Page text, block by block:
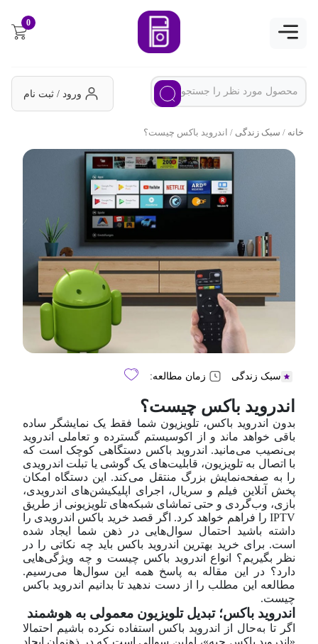
0
ورود / ثبت نام
خانه / سبک زندگی / اندروید باکس چیست؟
سبک زندگی زمان مطالعه:
اندروید باکس چیست؟
بدون اندروید باکس، تلویزیون شما فقط یک نمایشگر ساده
باقی خواهد ماند و از اکوسیستم گسترده و تعاملی اندروید
بی‌نصیب می‌مانید. اندروید باکس دستگاهی کوچک است که
با اتصال به تلویزیون، قابلیت‌های یک گوشی یا تبلت اندرویدی
را به صفحه‌نمایش بزرگ منتقل می‌کند. این دستگاه امکان
پخش آنلاین فیلم و سریال، اجرای اپلیکیشن‌های اندرویدی،
بازی، وب‌گردی و حتی تماشای شبکه‌های تلویزیونی از طریق
IPTV را فراهم خواهد کرد. اگر قصد خرید باکس اندرویدی را
داشته باشید احتمال سوال‌هایی در ذهن شما ایجاد شده
است. برای خرید بهترین اندروید باکس باید چه نکاتی را در
نظر بگیریم؟ انواع اندروید باکس چیست و چه ویژگی‌هایی
دارد؟ در این مقاله به پاسخ همه این سوال‌ها می‌رسیم.
مطالعه این مطلب را از دست ندهید تا بدانیم اندروید باکس
چیست.
اندروید باکس؛ تبدیل تلویزیون معمولی به هوشمند
اگر تا به‌حال از اندروید باکس استفاده نکرده باشیم احتمالا
«اندروید باکس چیه»، اولین سوالی است که در ذهنمان ایجاد